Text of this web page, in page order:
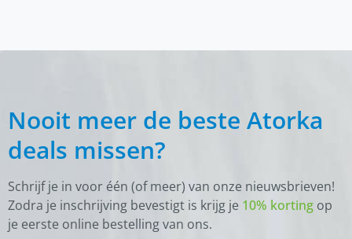
Nooit meer de beste Atorka
deals missen?
Schrijf je in voor één (of meer) van onze nieuwsbrieven!
Zodra je inschrijving bevestigt is krijg je 10% korting op
je eerste online bestelling van ons.